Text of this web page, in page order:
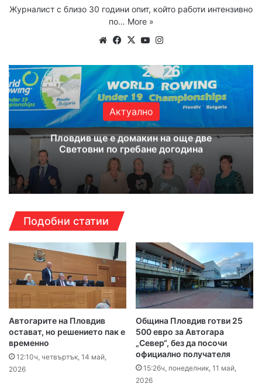
Журналист с близо 30 години опит, който работи интензивно
по… More »
WebsiteFacebook
X YouTube
Актуално
Пловдив ще е домакин на още две
Световни по гребане догодина
Подобни статии
Автогарите на Пловдив
остават, но решението пак е
временно
12:10ч, четвъртък, 14 май,
2026
Община Пловдив готви 25
500 евро за Автогара
„Север“, без да посочи
официално получателя
15:26ч, понеделник, 11 май,
2026